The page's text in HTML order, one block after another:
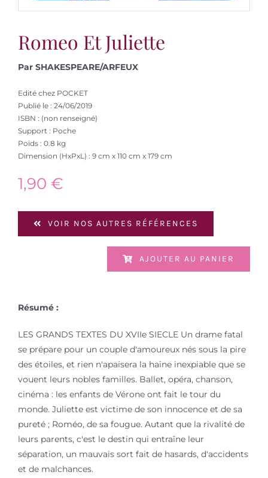
Romeo Et Juliette
Par SHAKESPEARE/ARFEUX
Edité chez POCKET
Publié le : 24/06/2019
ISBN : (non renseigné)
Support : Poche
Poids : 0.8 kg
Dimension (HxPxL) : 9 cm x 110 cm x 179 cm
1,90 €
VOIR NOS AUTRES RÉFÉRENCES
AJOUTER AU PANIER
Résumé :
LES GRANDS TEXTES DU XVIIe SIECLE Un drame fatal
se prépare pour un couple d'amoureux nés sous la pire
des étoiles, et rien n'apaisera la haine inexpiable que se
vouent leurs nobles familles. Ballet, opéra, chanson,
cinéma : les enfants de Vérone ont fait le tour du
monde. Juliette est victime de son innocence et de sa
pureté ; Roméo, de sa fougue. Autant que la rivalité de
leurs parents, c'est le destin qui entraîne leur
séparation, un mauvais sort fait de hasards, d'accidents
et de malchances.